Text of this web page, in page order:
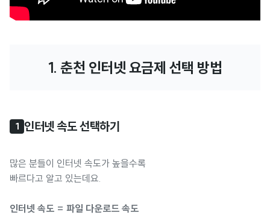
1. 춘천 인터넷 요금제 선택 방법
1 인터넷 속도 선택하기
많은 분들이 인터넷 속도가 높을수록
빠르다고 알고 있는데요.
인터넷 속도 = 파일 다운로드 속도